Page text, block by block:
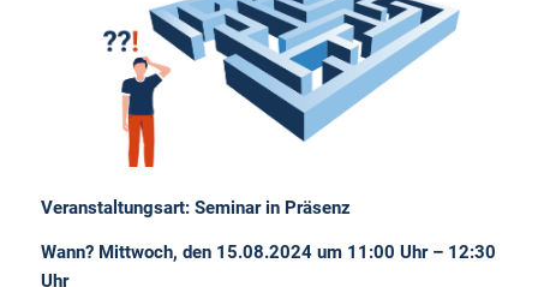
Veranstaltungsart: Seminar in Präsenz
Wann? Mittwoch, den 15.08.2024 um 11:00 Uhr – 12:30
Uhr